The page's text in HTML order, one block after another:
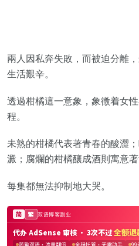
兩人因私奔失敗，而被迫分離
生活艱辛。
透過柑橘這一意象，象徵着女
程。
未熟的柑橘代表著青春的酸澀
澱；腐爛的柑橘釀成酒則寓意
每集都無法抑制地大哭。